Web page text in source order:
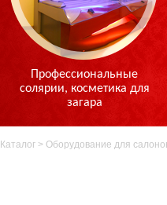
Профессиональные
солярии, косметика для
загара
Каталог > Оборудование для